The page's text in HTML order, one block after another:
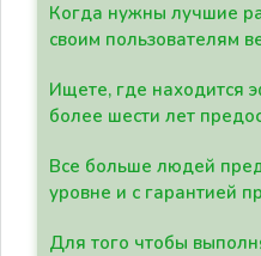
Когда нужны лучшие
своим пользователям
Ищете, где находится
более шести лет
Все больше людей
уровне и с гарантией
Для того чтобы